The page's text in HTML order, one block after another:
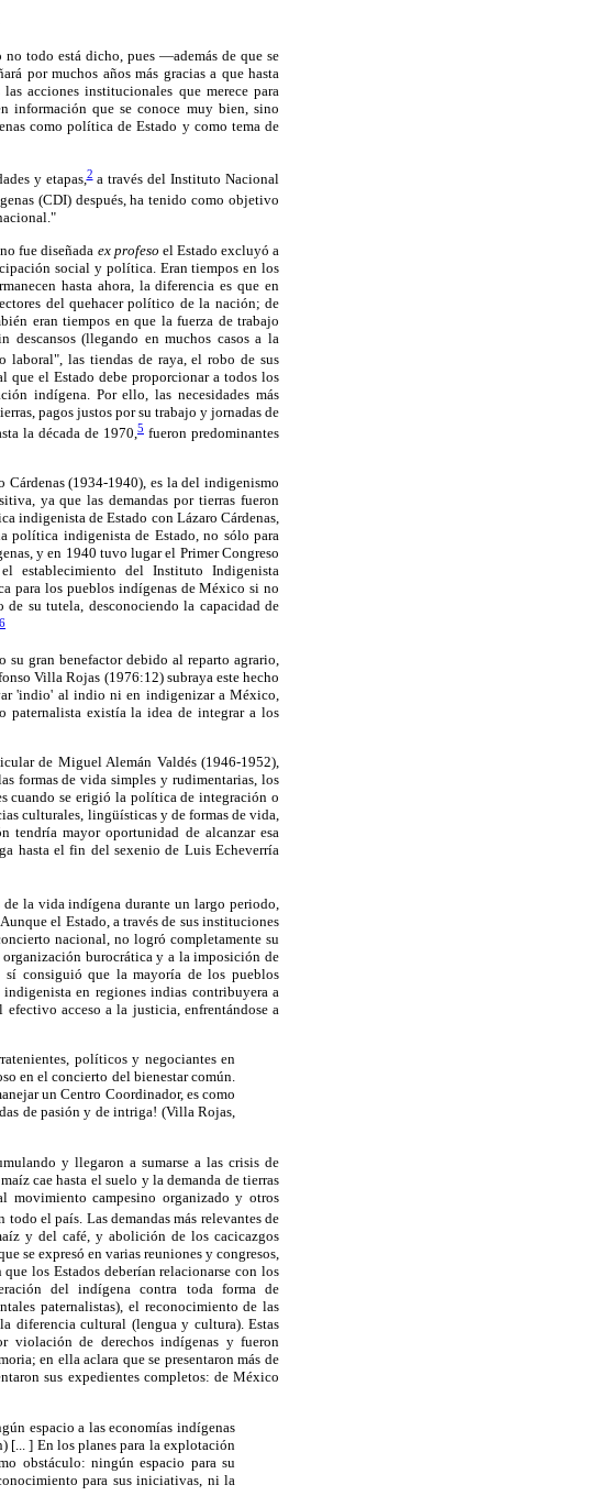
no todo está dicho, pues —además de que se
por muchos años más gracias a que hasta
acciones institucionales que merece para
información que se conoce muy bien, sino
como política de Estado y como tema de
y etapas,2a través del Instituto Nacional
(CDI) después, ha tenido como objetivo
fue diseñada ex profeso el Estado excluyó a
social y política. Eran tiempos en los
hasta ahora, la diferencia es que en
del quehacer político de la nación; de
eran tiempos en que la fuerza de trabajo
descansos (llegando en muchos casos a la
laboral", las tiendas de raya, el robo de sus
que el Estado debe proporcionar a todos los
indígena. Por ello, las necesidades más
pagos justos por su trabajo y jornadas de
la década de 1970,5 fueron predominantes
(1934-1940), es la del indigenismo
ya que las demandas por tierras fueron
indigenista de Estado con Lázaro Cárdenas,
política indigenista de Estado, no sólo para
y en 1940 tuvo lugar el Primer Congreso
establecimiento del Instituto Indigenista
para los pueblos indígenas de México si no
su tutela, desconociendo la capacidad de
6
su gran benefactor debido al reparto agrario,
Villa Rojas (1976:12) subraya este hecho
'indio' al indio ni en indigenizar a México,
paternalista existía la idea de integrar a los
de Miguel Alemán Valdés (1946-1952),
formas de vida simples y rudimentarias, los
cuando se erigió la política de integración o
culturales, lingüísticas y de formas de vida,
tendría mayor oportunidad de alcanzar esa
hasta el fin del sexenio de Luis Echeverría
la vida indígena durante un largo periodo,
el Estado, a través de sus instituciones
nacional, no logró completamente su
burocrática y a la imposición de
sí consiguió que la mayoría de los pueblos
en regiones indias contribuyera a
acceso a la justicia, enfrentándose a
políticos y negociantes en
en el concierto del bienestar común.
un Centro Coordinador, es como
de pasión y de intriga! (Villa Rojas,
y llegaron a sumarse a las crisis de
cae hasta el suelo y la demanda de tierras
movimiento campesino organizado y otros
el país. Las demandas más relevantes de
y del café, y abolición de los cacicazgos
se expresó en varias reuniones y congresos,
los Estados deberían relacionarse con los
del indígena contra toda forma de
paternalistas), el reconocimiento de las
diferencia cultural (lengua y cultura). Estas
violación de derechos indígenas y fueron
en ella aclara que se presentaron más de
sus expedientes completos: de México
espacio a las economías indígenas
[... ] En los planes para la explotación
obstáculo: ningún espacio para su
para sus iniciativas, ni la